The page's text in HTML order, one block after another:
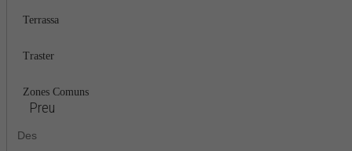
Terrassa
Traster
Zones Comuns
Preu